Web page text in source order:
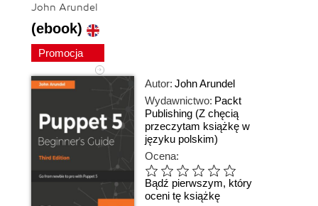
John Arundel
(ebook)
Promocja
Autor: John Arundel
Wydawnictwo: Packt
Publishing (Z chęcią
przeczytam książkę w
języku polskim)
Ocena:
Bądź pierwszym, który
oceni tę książkę